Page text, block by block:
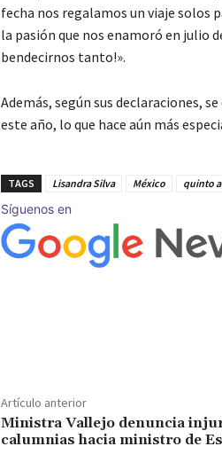
fecha nos regalamos un viaje solos
la pasión que nos enamoró en julio
bendecirnos tanto!».
Además, según sus declaraciones,
este año, lo que hace aún más
TAGS Lisandra Silva México quinto
Síguenos en
Artículo anterior
Ministra Vallejo denuncia
calumnias hacia ministro de